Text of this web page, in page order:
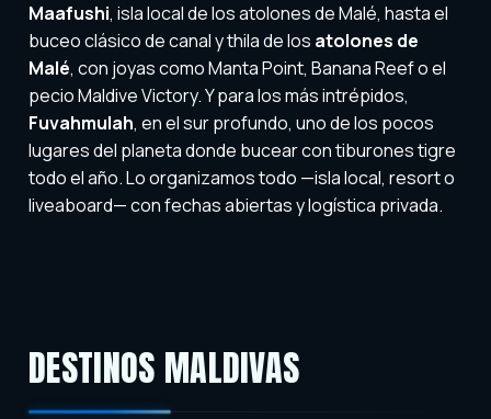
Maafushi, isla local de los atolones de Malé, hasta el
buceo clásico de canal y thila de los atolones de
Malé, con joyas como Manta Point, Banana Reef o el
pecio Maldive Victory. Y para los más intrépidos,
Fuvahmulah, en el sur profundo, uno de los pocos
lugares del planeta donde bucear con tiburones tigre
todo el año. Lo organizamos todo —isla local, resort o
liveaboard— con fechas abiertas y logística privada.
DESTINOS MALDIVAS